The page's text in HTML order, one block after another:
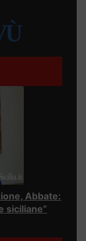
Abbate:
siciliane”